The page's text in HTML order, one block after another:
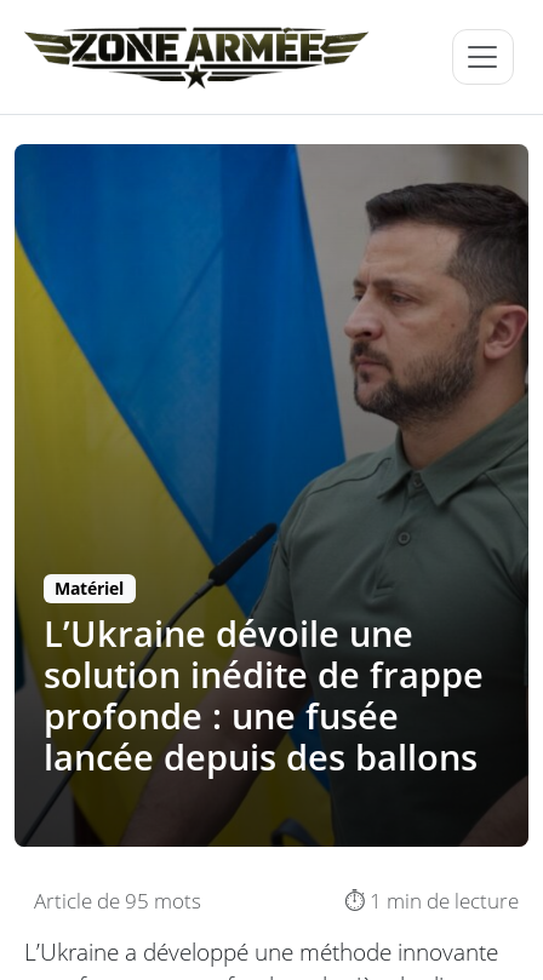
Matériel
L’Ukraine dévoile une
solution inédite de frappe
profonde : une fusée
lancée depuis des ballons
Article de 95 mots ⏱️ 1 min de lecture
L’Ukraine a développé une méthode innovante